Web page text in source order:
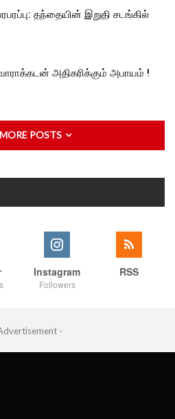
தந்தையின் இறுதி சடங்கில்
அதிகரிக்கும் அபாயம் !
POSTS
Instagram
Followers
RSS